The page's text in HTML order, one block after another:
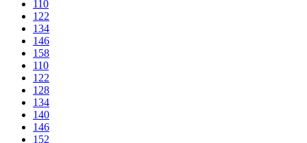
110
122
128
134
140
146
152
158
110-122
134-158
4